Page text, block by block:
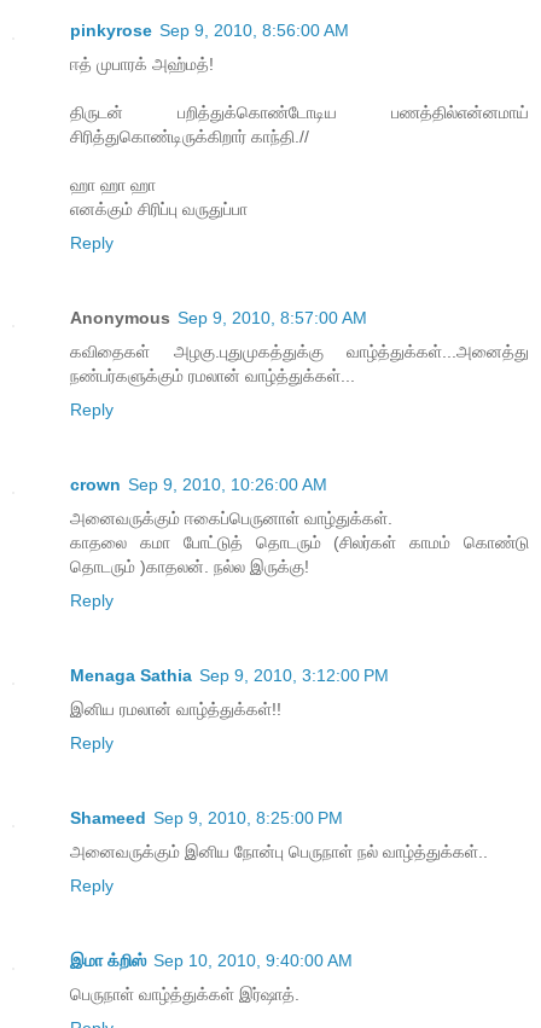
pinkyrose Sep 9, 2010, 8:56:00 AM
ஈத் முபாரக் அஹ்மத்!
திருடன் பறித்துக்கொண்டோடிய பணத்தில்என்னமாய்
சிரித்துகொண்டிருக்கிறார் காந்தி.//
ஹா ஹா ஹா
எனக்கும் சிரிப்பு வருதுப்பா
Reply
Anonymous Sep 9, 2010, 8:57:00 AM
கவிதைகள் அழகு.புதுமுகத்துக்கு வாழ்த்துக்கள்...அனைத்து
நண்பர்களுக்கும் ரமலான் வாழ்த்துக்கள்...
Reply
crown Sep 9, 2010, 10:26:00 AM
அனைவருக்கும் ஈகைப்பெருனாள் வாழ்துக்கள்.
காதலை கமா போட்டுத் தொடரும் (சிலர்கள் காமம் கொண்டு
தொடரும் )காதலன். நல்ல இருக்கு!
Reply
Menaga Sathia Sep 9, 2010, 3:12:00 PM
இனிய ரமலான் வாழ்த்துக்கள்!!
Reply
Shameed Sep 9, 2010, 8:25:00 PM
அனைவருக்கும் இனிய நோன்பு பெருநாள் நல் வாழ்த்துக்கள்..
Reply
இமா க்றிஸ் Sep 10, 2010, 9:40:00 AM
பெருநாள் வாழ்த்துக்கள் இர்ஷாத்.